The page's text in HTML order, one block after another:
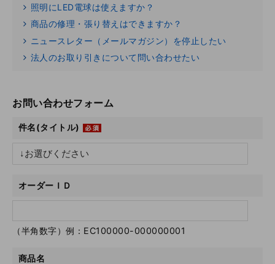
照明にLED電球は使えますか？
商品の修理・張り替えはできますか？
ニュースレター（メールマガジン）を停止したい
法人のお取り引きについて問い合わせたい
お問い合わせフォーム
件名(タイトル)
オーダーＩＤ
（半角数字）例：EC100000-000000001
商品名